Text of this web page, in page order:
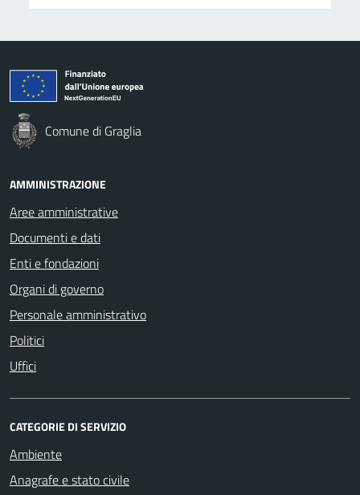
Comune di Graglia
AMMINISTRAZIONE
Aree amministrative
Documenti e dati
Enti e fondazioni
Organi di governo
Personale amministrativo
Politici
Uffici
CATEGORIE DI SERVIZIO
Ambiente
Anagrafe e stato civile